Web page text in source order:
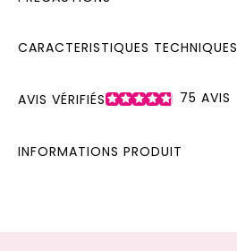
CARACTERISTIQUES TECHNIQUES
AVIS VÉRIFIÉS 75 AVIS
INFORMATIONS PRODUIT